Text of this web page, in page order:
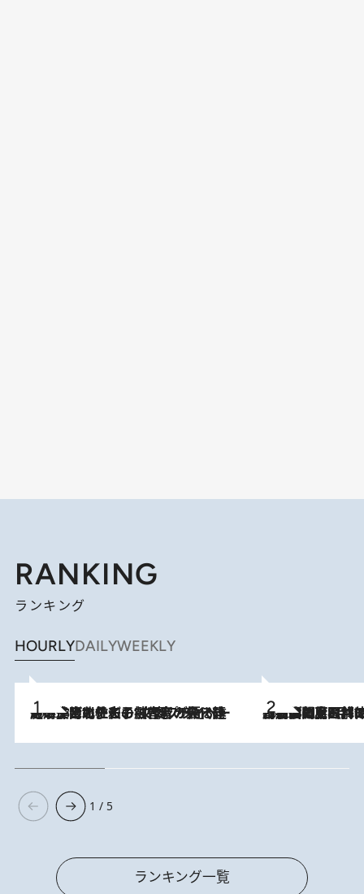
RANKING
ランキング
HOURLYDAILYWEEKLY
2026.8.3
《「文士の子ども被害者の会」発足！》阿川佐和子（72）が語る遠藤周作に北杜夫、劇作家・矢代静一の子どもたちの“文豪プライベート事件簿” 2026.8.8
「最後に見られてよかった」上野動物園の東園パンダ舎が解体前に特別公開。8月16日まで延長されたパネル展と共に辿る“半世紀”のパンダ飼育《解体工事の図面あり》
1 / 5
ランキング一覧